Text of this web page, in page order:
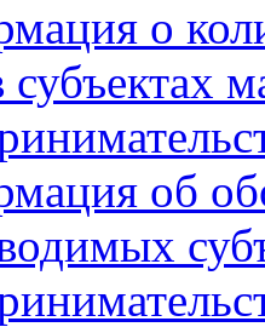
о
субъектах
об